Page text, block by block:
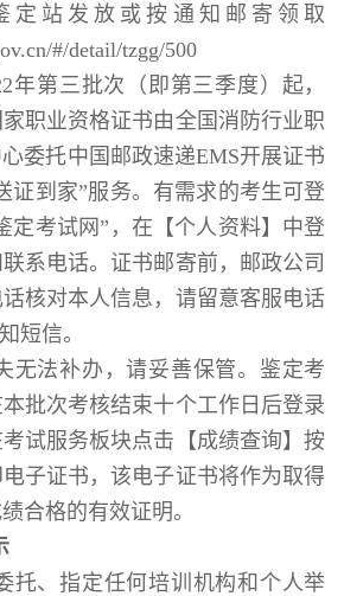
定站发放或按通知邮寄领取
#/detail/tzgg/500
年第三批次（即第三季度）起，
职业资格证书由全国消防行业职
委托中国邮政速递EMS开展证书
证到家”服务。有需求的考生可登
定考试网” ，在【个人资料】中登
系电话。证书邮寄前，邮政公司
核对本人信息，请留意客服电话
短信。
无法补办，请妥善保管。鉴定考
批次考核结束十个工作日后登录
试服务板块点击【成绩查询】按
子证书，该电子证书将作为取得
合格的有效证明。
托、指定任何培训机构和个人举